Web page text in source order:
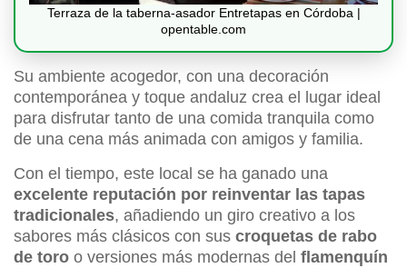
Terraza de la taberna-asador Entretapas en Córdoba |
opentable.com
Su ambiente acogedor, con una decoración
contemporánea y toque andaluz crea el lugar ideal
para disfrutar tanto de una comida tranquila como
de una cena más animada con amigos y familia.
Con el tiempo, este local se ha ganado una
excelente reputación por reinventar las tapas
tradicionales, añadiendo un giro creativo a los
sabores más clásicos con sus croquetas de rabo
de toro o versiones más modernas del flamenquín